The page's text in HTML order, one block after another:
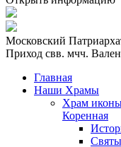
Московский
Приход свв. мчч.
Главная
Наши Храмы
Храм
Коренная